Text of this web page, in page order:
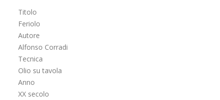
Titolo
Feriolo
Autore
Alfonso Corradi
Tecnica
Olio su tavola
Anno
XX secolo